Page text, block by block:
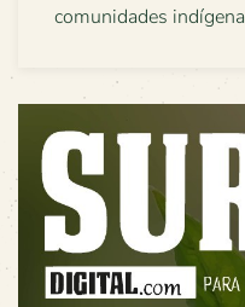
comunidades